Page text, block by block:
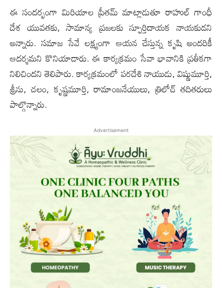
ఈ సందర్భంగా మిరియాల ప్రీతమ్ మాట్లాడుతూ రాహుల్ గాంధీ
దేశ యువతకు, సామాన్య ప్రజలకు స్ఫూర్తిదాయక నాయకుడని
అన్నారు. సమాజ సేవే లక్ష్యంగా ఆయన చేస్తున్న కృషి అందరికీ
ఆదర్శమని కొనియాడారు. ఈ కార్యక్రమం సేవా భావానికి ప్రతీకగా
నిలిచిందని తెలిపారు. కార్యక్రమంలో పరదేశి నాయుడు, విష్ణుమూర్తి,
శ్రీను, చలం, కృష్ణమూర్తి, రామాంజనేయులు, త్రిలోచ్ తదితరులు
పాల్గొన్నారు.
Advertisement